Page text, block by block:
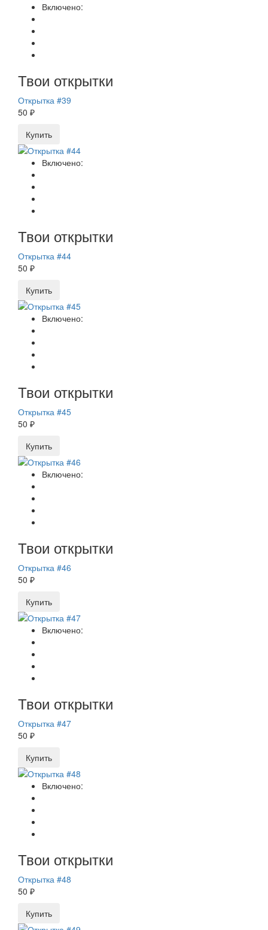
Включено:
Твои открытки
Открытка #39
50 ₽
Купить
Включено:
Твои открытки
Открытка #44
50 ₽
Купить
Включено:
Твои открытки
Открытка #45
50 ₽
Купить
Включено:
Твои открытки
Открытка #46
50 ₽
Купить
Включено:
Твои открытки
Открытка #47
50 ₽
Купить
Включено:
Твои открытки
Открытка #48
50 ₽
Купить